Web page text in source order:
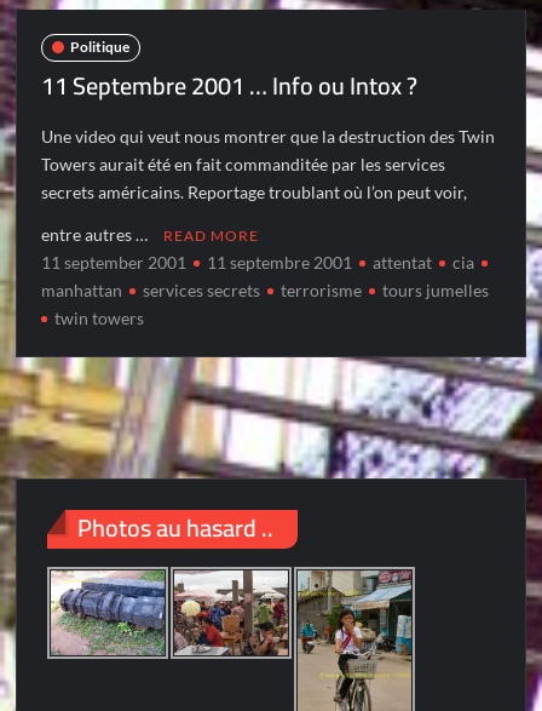
Politique
11 Septembre 2001 … Info ou Intox ?
Une video qui veut nous montrer que la destruction des Twin
Towers aurait été en fait commanditée par les services
secrets américains. Reportage troublant où l’on peut voir,
entre autres … READ MORE
11 september 2001 11 septembre 2001 attentat
cia
manhattan
services secrets terrorisme
tours jumelles
twin towers
Photos au hasard ..